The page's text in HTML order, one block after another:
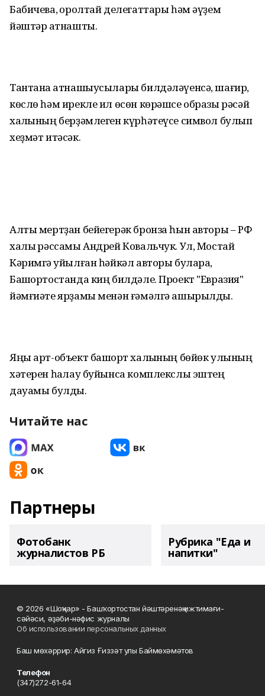
Бабичева, ҡоролтай делегаттары һәм әүҙем
йәштәр ҡатнашты.
Тантана ҡатнашыусылары билдәләүенсә, шағир,
көслө һәм ирекле ил өсөн көрәшсе образы рәсәй
халҡының берҙәмлеген күрһәтеүсе символ булып
хеҙмәт итәсәк.
Алты мертҙан бейегерәк бронза һын авторы – РФ
халыҡ рәссамы Андрей Ковальчук. Ул, Мостай
Кәримгә ҡуйылған һәйкәл авторы булараҡ,
Башҡортостанда киң билдәле. Проект "Евразия"
йәмғиәте ярҙамы менән ғәмәлгә ашырылды.
Яңы арт-объект башҡорт халҡының бөйөк улының
хәтерен һаҡлау буйынса комплекслы эштең
дауамы булды.
Читайте нас
Партнеры
Фотобанк
журналистов РБ
Рубрика "Еда и
напитки"
© 2026 «Шоңҡар» - Башҡортостан йәштәренәң ижтимағи-
сәйәси, әҙәби-нәфис журналы
Об использовании персональных данных
Баш мөхәррир: Айгиз Ғиззәт улы Баймөхәмәтов
Телефон
(347)272-61-64